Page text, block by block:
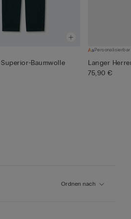
Baumwolle
Personalisierbar
Langer
75,90 €
Ordnen nach